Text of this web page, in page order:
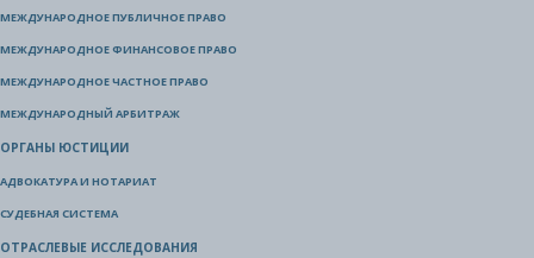
МЕЖДУНАРОДНОЕ ПУБЛИЧНОЕ ПРАВО
МЕЖДУНАРОДНОЕ ФИНАНСОВОЕ ПРАВО
МЕЖДУНАРОДНОЕ ЧАСТНОЕ ПРАВО
МЕЖДУНАРОДНЫЙ АРБИТРАЖ
ОРГАНЫ ЮСТИЦИИ
АДВОКАТУРА И НОТАРИАТ
СУДЕБНАЯ СИСТЕМА
ОТРАСЛЕВЫЕ ИССЛЕДОВАНИЯ